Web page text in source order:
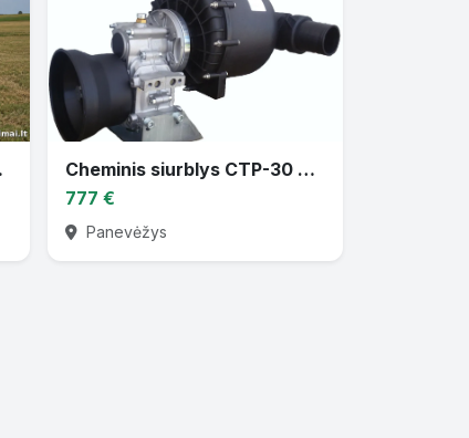
Cheminis siurblys CTP-30 varomas traktoriaus darbiniu velenu
777 €
Panevėžys